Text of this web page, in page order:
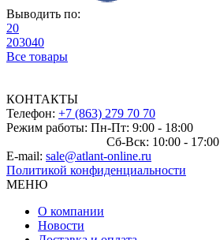
Выводить по:
20
203040
Все товары
КОНТАКТЫ
Телефон: +7 (863) 279 70 70
Режим работы: Пн-Пт: 9:00 - 18:00
Сб-Вск: 10:00 - 17:00
E-mail: sale@atlant-online.ru
Политикой конфиденциальности
МЕНЮ
О компании
Новости